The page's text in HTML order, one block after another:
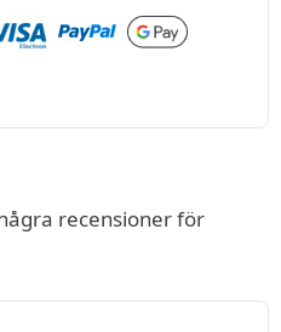
recensioner för